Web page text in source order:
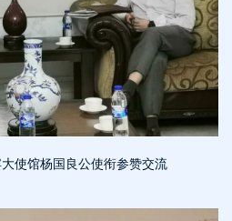
使馆杨国良公使衔参赞交流